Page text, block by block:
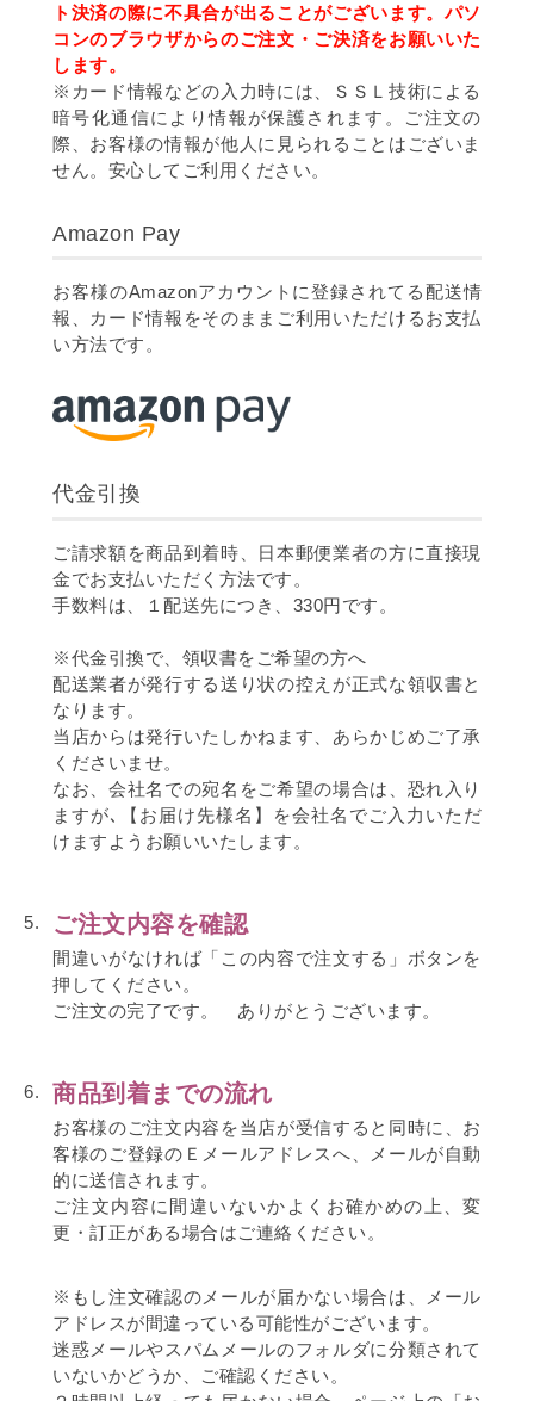
ト決済の際に不具合が出ることがございます。パソ
コンのブラウザからのご注文・ご決済をお願いいた
します。
※カード情報などの入力時には、ＳＳＬ技術による
暗号化通信により情報が保護されます。ご注文の
際、お客様の情報が他人に見られることはございま
せん。安心してご利用ください。
Amazon Pay
お客様のAmazonアカウントに登録されてる配送情
報、カード情報をそのままご利用いただけるお支払
い方法です。
代金引換
ご請求額を商品到着時、日本郵便業者の方に直接現
金でお支払いただく方法です。
手数料は、１配送先につき、330円です。
※代金引換で、領収書をご希望の方へ
配送業者が発行する送り状の控えが正式な領収書と
なります。
当店からは発行いたしかねます、あらかじめご了承
くださいませ。
なお、会社名での宛名をご希望の場合は、恐れ入り
ますが､【お届け先様名】を会社名でご入力いただ
けますようお願いいたします。
5. ご注文内容を確認
間違いがなければ「この内容で注文する」ボタンを
押してください。
ご注文の完了です。 ありがとうございます。
6. 商品到着までの流れ
お客様のご注文内容を当店が受信すると同時に、お
客様のご登録のＥメールアドレスへ、メールが自動
的に送信されます。
ご注文内容に間違いないかよくお確かめの上、変
更・訂正がある場合はご連絡ください。
※もし注文確認のメールが届かない場合は、メール
アドレスが間違っている可能性がございます。
迷惑メールやスパムメールのフォルダに分類されて
いないかどうか、ご確認ください。